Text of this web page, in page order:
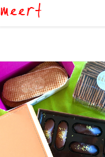
meert